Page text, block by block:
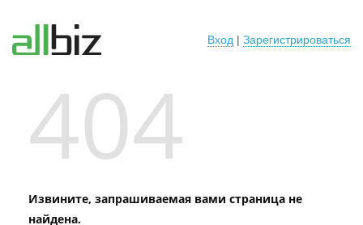
Вход | Зарегистрироваться
404
Извините, запрашиваемая вами страница не
найдена.